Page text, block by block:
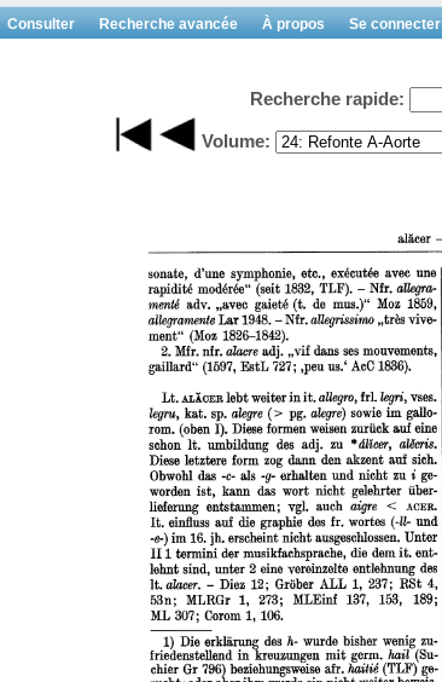
Consulter Recherche avancée À propos Se connecter
Recherche rapide:
Volume: